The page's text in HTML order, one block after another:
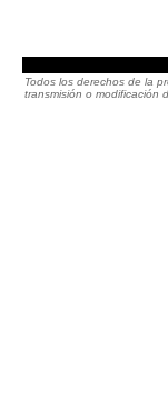
Todos los derechos de la
transmisión o modificación